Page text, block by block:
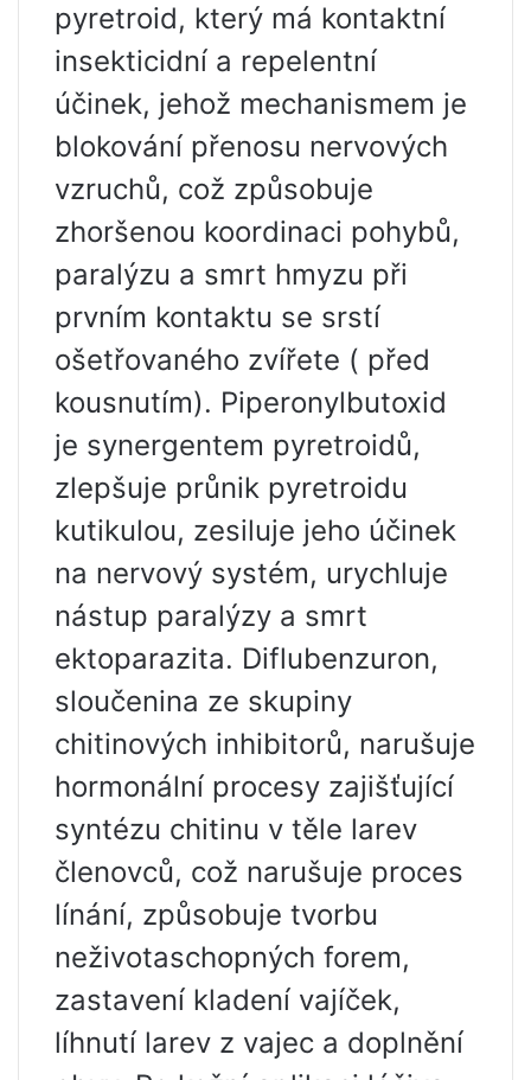
pyretroid, který má kontaktní
insekticidní a repelentní
účinek, jehož mechanismem je
blokování přenosu nervových
vzruchů, což způsobuje
zhoršenou koordinaci pohybů,
paralýzu a smrt hmyzu při
prvním kontaktu se srstí
ošetřovaného zvířete ( před
kousnutím). Piperonylbutoxid
je synergentem pyretroidů,
zlepšuje průnik pyretroidu
kutikulou, zesiluje jeho účinek
na nervový systém, urychluje
nástup paralýzy a smrt
ektoparazita. Diflubenzuron,
sloučenina ze skupiny
chitinových inhibitorů, narušuje
hormonální procesy zajišťující
syntézu chitinu v těle larev
členovců, což narušuje proces
línání, způsobuje tvorbu
neživotaschopných forem,
zastavení kladení vajíček,
líhnutí larev z vajec a doplnění